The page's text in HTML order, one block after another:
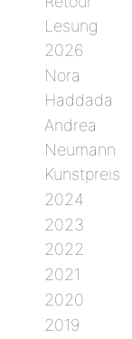
Lesung
2026
Nora
Haddada
Andrea
Neumann
Kunstpreis
2024
2023
2022
2021
2020
2019